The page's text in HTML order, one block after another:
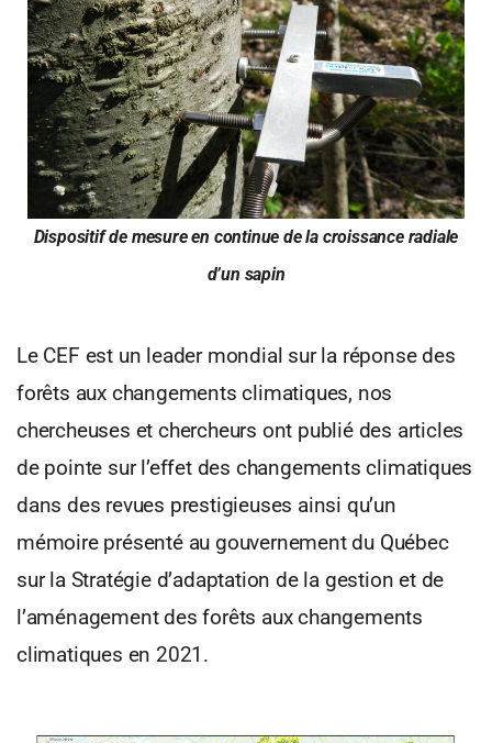
Dispositif de mesure en continue de la croissance radiale
d’un sapin
Le CEF est un leader mondial sur la réponse des
forêts aux changements climatiques, nos
chercheuses et chercheurs ont publié des articles
de pointe sur l’effet des changements climatiques
dans des revues prestigieuses ainsi qu’un
mémoire présenté au gouvernement du Québec
sur la Stratégie d’adaptation de la gestion et de
l’aménagement des forêts aux changements
climatiques en 2021.